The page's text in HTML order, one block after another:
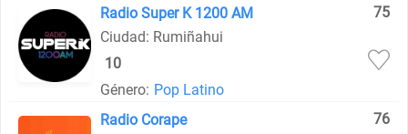
Radio Super K 1200 AM
75
Ciudad: Rumiñahui
10
Género: Pop Latino
Radio Corape
76